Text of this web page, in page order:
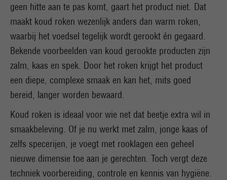
geen hitte aan te pas komt, gaart het product niet. Dat
maakt koud roken wezenlijk anders dan warm roken,
waarbij het voedsel tegelijk wordt gerookt én gegaard.
Bekende voorbeelden van koud gerookte producten zijn
zalm, kaas en spek. Door het roken krijgt het product
een diepe, complexe smaak en kan het, mits goed
bereid, langer worden bewaard.
Koud roken is ideaal voor wie net dat beetje extra wil in
smaakbeleving. Of je nu werkt met zalm, jonge kaas of
zelfs specerijen, je voegt met rooklagen een geheel
nieuwe dimensie toe aan je gerechten. Toch vergt deze
techniek voorbereiding, controle en kennis van hygiëne.